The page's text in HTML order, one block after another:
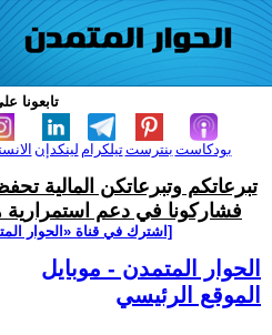
تابعونا
لينكدإن تيلكرامبنترست بودكاست
تبرعاتكم وتبرعاتكن المالية
فشاركونا في دعم استمرارية
[اشترك في قناة ‫«الحوار
الحوار المتمدن - موبايل
الموقع الرئيسي